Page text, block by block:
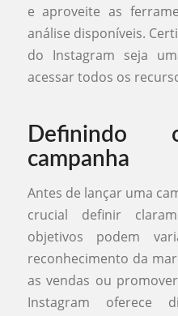
e aproveite as
análise disponíveis.
do Instagram seja
acessar todos os
Definindo
campanha
Antes de lançar uma
crucial definir
objetivos podem
reconhecimento da
as vendas ou
Instagram oferece